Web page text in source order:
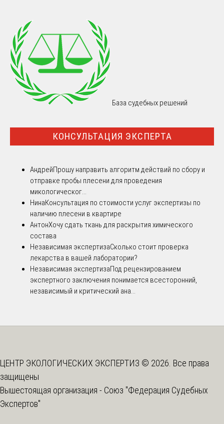
База судебных решений
КОНСУЛЬТАЦИЯ ЭКСПЕРТА
АндрейПрошу направить алгоритм действий по сбору и
отправке пробы плесени для проведения
микологическог...
НинаКонсультация по стоимости услуг экспертизы по
наличию плесени в квартире
АнтонХочу сдать ткань для раскрытия химического
состава
Независимая экспертизаСколько стоит проверка
лекарства в вашей лаборатории?
Независимая экспертизаПод рецензированием
экспертного заключения понимается всесторонний,
независимый и критический ана...
ЦЕНТР ЭКОЛОГИЧЕСКИХ ЭКСПЕРТИЗ © 2026. Все права
защищены
Вышестоящая организация - Союз "Федерация Судебных
Экспертов"